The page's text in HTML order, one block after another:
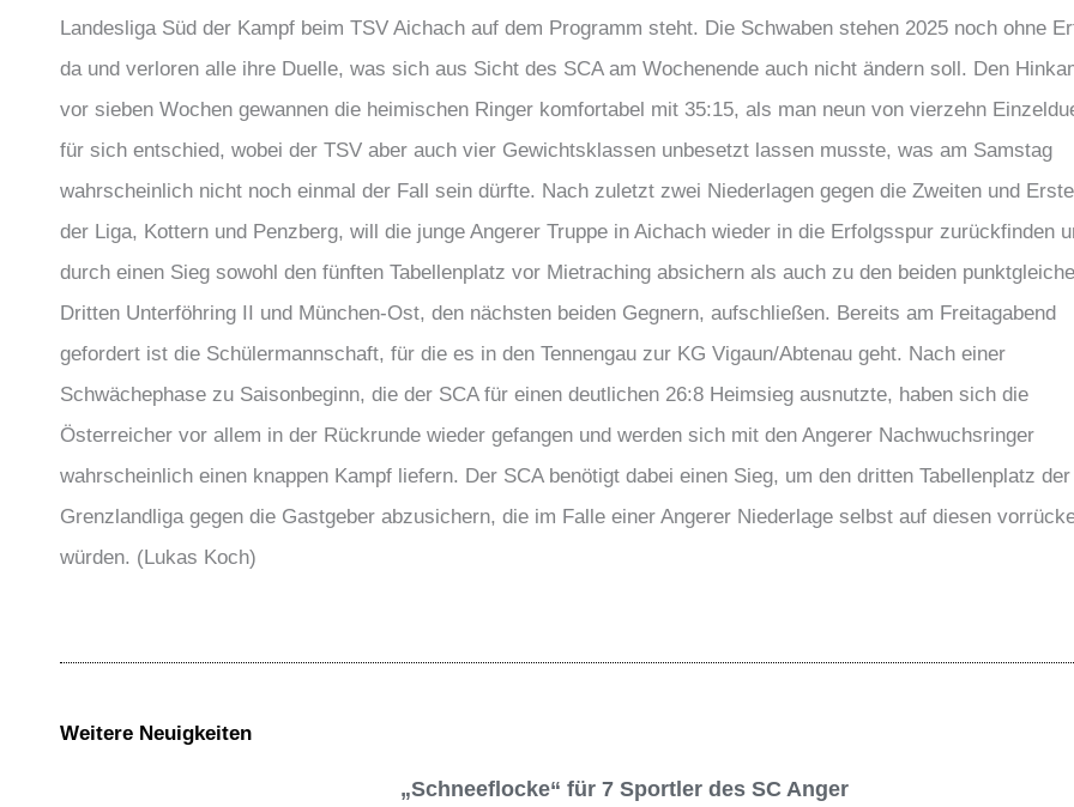
Landesliga Süd der Kampf beim TSV Aichach auf dem Programm steht. Die Schwaben stehen 2025 noch ohne
da und verloren alle ihre Duelle, was sich aus Sicht des SCA am Wochenende auch nicht ändern soll. Den
vor sieben Wochen gewannen die heimischen Ringer komfortabel mit 35:15, als man neun von vierzehn
für sich entschied, wobei der TSV aber auch vier Gewichtsklassen unbesetzt lassen musste, was am Samstag
wahrscheinlich nicht noch einmal der Fall sein dürfte. Nach zuletzt zwei Niederlagen gegen die Zweiten und
der Liga, Kottern und Penzberg, will die junge Angerer Truppe in Aichach wieder in die Erfolgsspur zurückfinden
durch einen Sieg sowohl den fünften Tabellenplatz vor Mietraching absichern als auch zu den beiden
Dritten Unterföhring II und München-Ost, den nächsten beiden Gegnern, aufschließen. Bereits am Freitagabend
gefordert ist die Schülermannschaft, für die es in den Tennengau zur KG Vigaun/Abtenau geht. Nach einer
Schwächephase zu Saisonbeginn, die der SCA für einen deutlichen 26:8 Heimsieg ausnutzte, haben sich die
Österreicher vor allem in der Rückrunde wieder gefangen und werden sich mit den Angerer Nachwuchsringer
wahrscheinlich einen knappen Kampf liefern. Der SCA benötigt dabei einen Sieg, um den dritten Tabellenplatz der
Grenzlandliga gegen die Gastgeber abzusichern, die im Falle einer Angerer Niederlage selbst auf diesen
würden. (Lukas Koch)
Weitere Neuigkeiten
„Schneeflocke“ für 7 Sportler des SC Anger